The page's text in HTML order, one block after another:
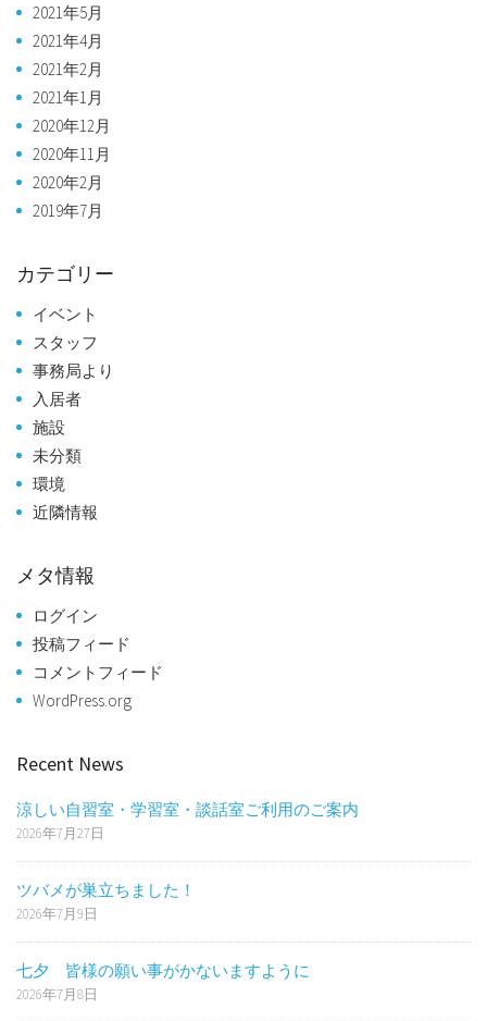
2021年5月
2021年4月
2021年2月
2021年1月
2020年12月
2020年11月
2020年2月
2019年7月
カテゴリー
イベント
スタッフ
事務局より
入居者
施設
未分類
環境
近隣情報
メタ情報
ログイン
投稿フィード
コメントフィード
WordPress.org
Recent News
涼しい自習室・学習室・談話室ご利用のご案内
2026年7月27日
ツバメが巣立ちました！
2026年7月9日
七夕 皆様の願い事がかないますように
2026年7月8日